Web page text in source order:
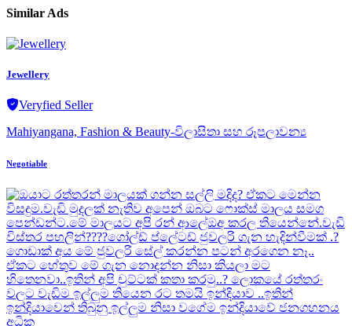
Similar Ads
Jewellery
Veryfied Seller
Mahiyangana, Fashion & Beauty-විලාසිතා සහ රූපලාවන්‍ය
Negotiable